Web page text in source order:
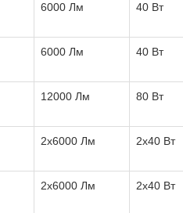
6000 Лм 40 Вт
6000 Лм 40 Вт
12000 Лм 80 Вт
2х6000 Лм 2х40 Вт
2х6000 Лм 2х40 Вт